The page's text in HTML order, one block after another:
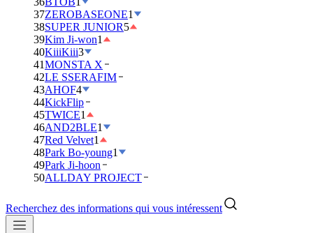
37ZEROBASEONE1
38SUPER JUNIOR5
39Kim Ji-won1
40KiiiKiii3
41MONSTA X
42LE SSERAFIM
43AHOF4
44KickFlip
45TWICE1
46AND2BLE1
47Red Velvet1
48Park Bo-young1
49Park Ji-hoon
50ALLDAY PROJECT
Recherchez des informations qui vous intéressent